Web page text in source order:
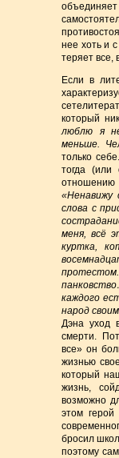
нее хоть и
теряет все,
Если в
который
люблю я
меньше.
только
тогда (или
«Ненавижу
слова с
меня, всё
куртка,
каждого
народ
Дэна уход
смерти.
все» он
жизнью
который
жизнь,
возможно
этом герой
бросил
поэтому